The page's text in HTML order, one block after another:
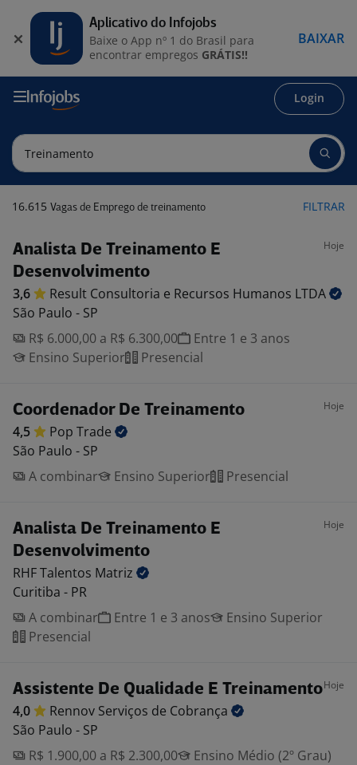
Login
16.615 Vagas de Emprego de treinamento FILTRAR
Analista De Treinamento E
Desenvolvimento
Hoje
3,6 Result Consultoria e Recursos Humanos LTDA
São Paulo - SP
R$ 6.000,00 a R$ 6.300,00
Entre 1 e 3 anos
Ensino Superior
Presencial
Coordenador De Treinamento Hoje
4,5 Pop Trade
São Paulo - SP
A combinar
Ensino Superior Presencial
Analista De Treinamento E
Desenvolvimento
Hoje
RHF Talentos Matriz
Curitiba - PR
A combinar
Entre 1 e 3 anos
Ensino Superior
Presencial
Assistente De Qualidade E TreinamentoHoje
4,0 Rennov Serviços de Cobrança
São Paulo - SP
R$ 1.900,00 a R$ 2.300,00
Ensino Médio (2º Grau)
Aplicativo do Infojobs
Baixe o App nº 1 do Brasil para
encontrar empregos GRÁTIS!!
BAIXAR